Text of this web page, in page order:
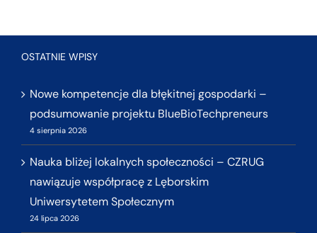
OSTATNIE WPISY
Nowe kompetencje dla błękitnej gospodarki –
podsumowanie projektu BlueBioTechpreneurs
4 sierpnia 2026
Nauka bliżej lokalnych społeczności – CZRUG
nawiązuje współpracę z Lęborskim
Uniwersytetem Społecznym
24 lipca 2026